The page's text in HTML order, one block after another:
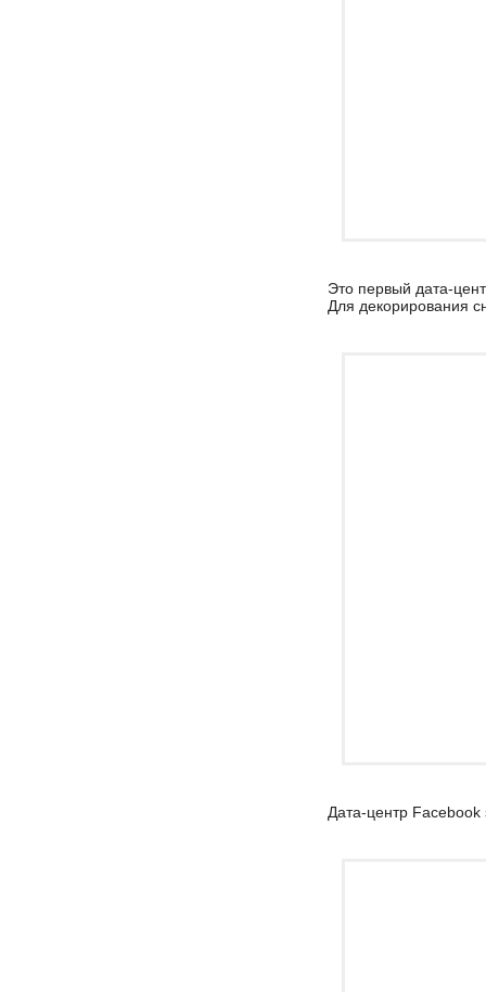
Это первый дата-
Для декорирования
Дата-центр